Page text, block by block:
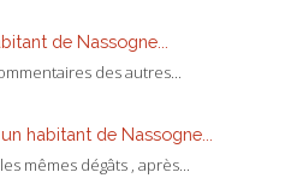
de Nassogne...
des autres...
habitant de Nassogne...
mêmes dégâts , après...